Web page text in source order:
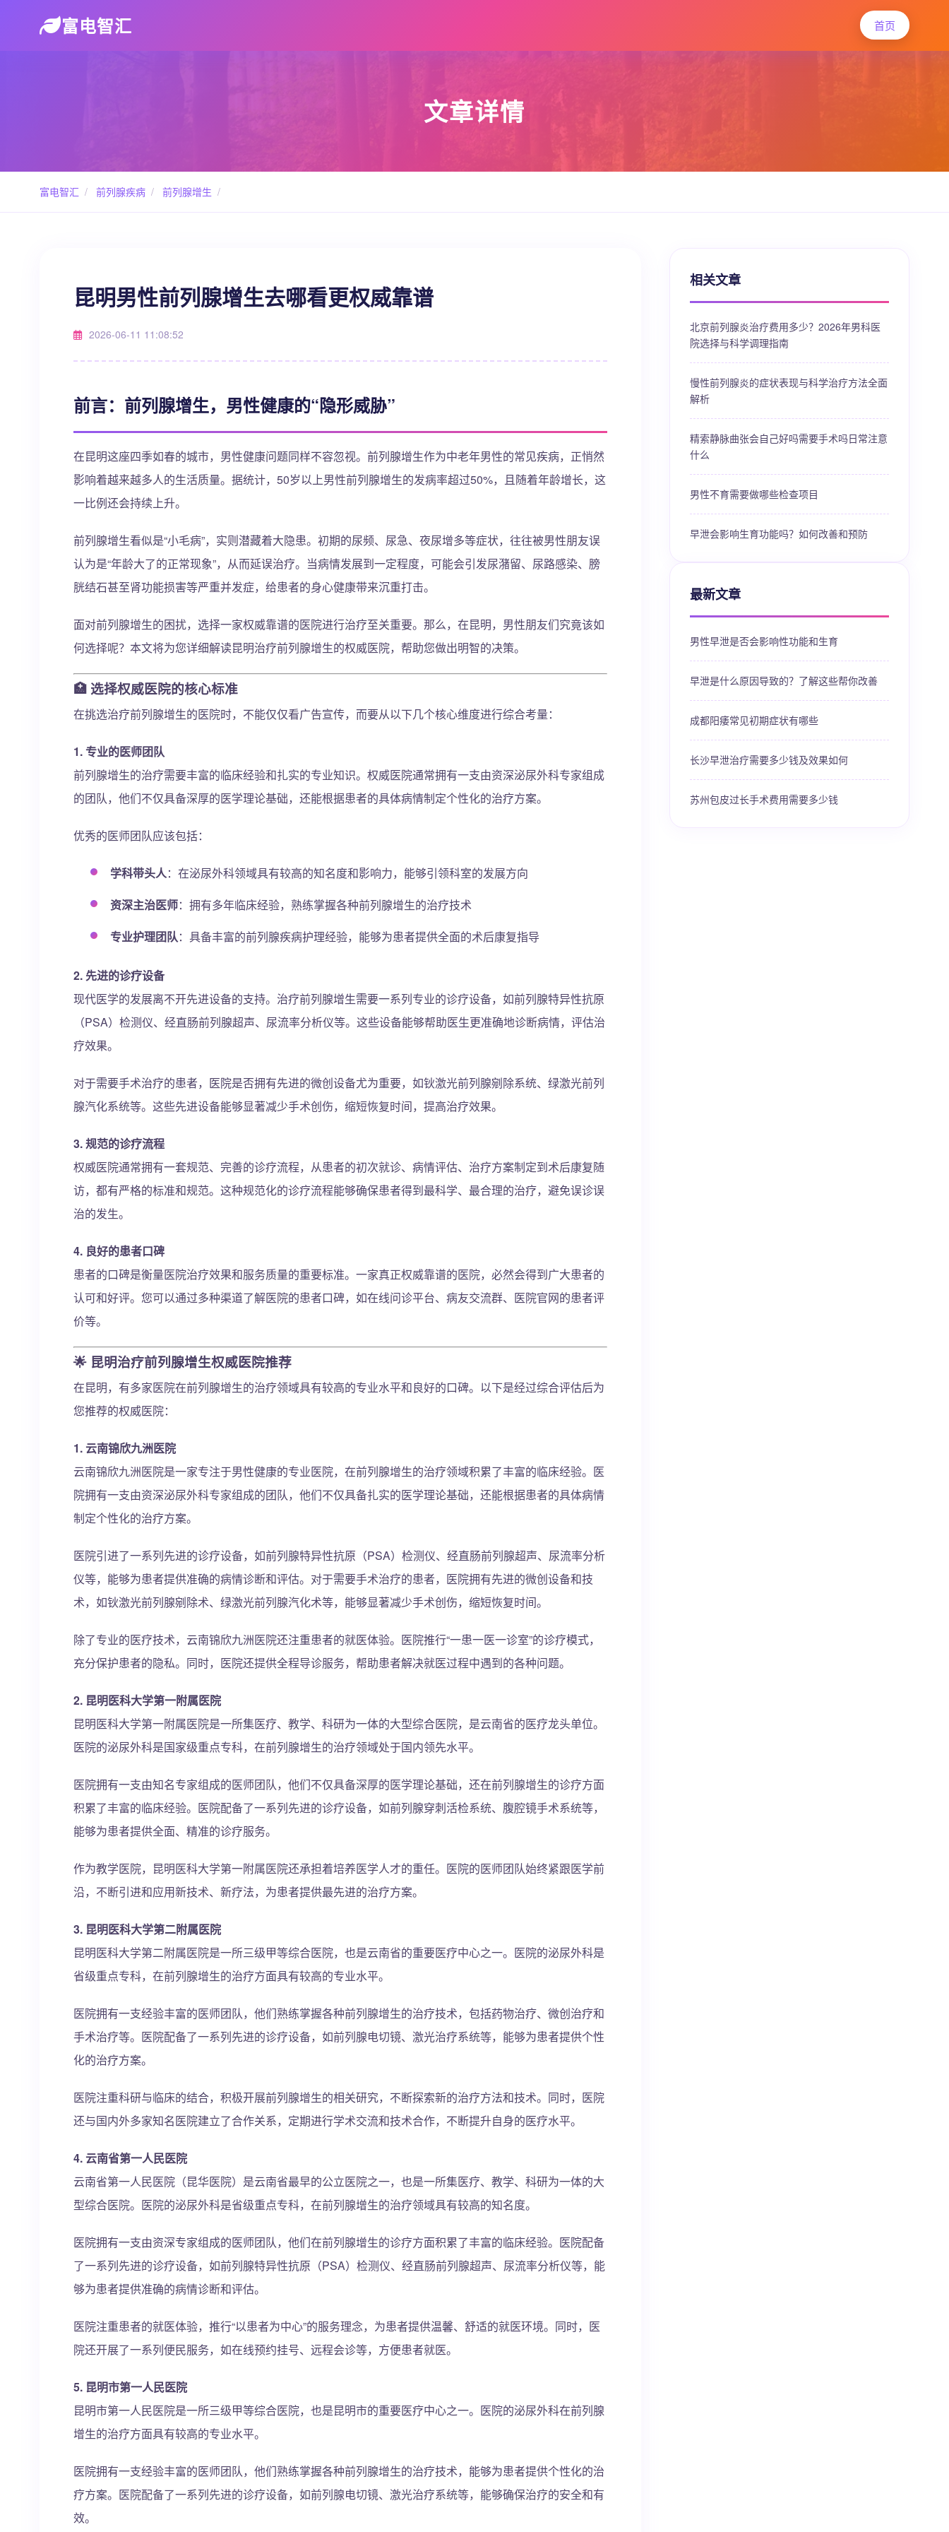
富电智汇 首页
文章详情
富电智汇 / 前列腺疾病 / 前列腺增生 /
昆明男性前列腺增生去哪看更权威靠谱
2026-06-11 11:08:52
前言：前列腺增生，男性健康的“隐形威胁”
在昆明这座四季如春的城市，男性健康问题同样不容忽视。前列腺增生作为中老年男性的常见疾病，正悄然
影响着越来越多人的生活质量。据统计，50岁以上男性前列腺增生的发病率超过50%，且随着年龄增长，这
一比例还会持续上升。
前列腺增生看似是“小毛病”，实则潜藏着大隐患。初期的尿频、尿急、夜尿增多等症状，往往被男性朋友误
认为是“年龄大了的正常现象”，从而延误治疗。当病情发展到一定程度，可能会引发尿潴留、尿路感染、膀
胱结石甚至肾功能损害等严重并发症，给患者的身心健康带来沉重打击。
面对前列腺增生的困扰，选择一家权威靠谱的医院进行治疗至关重要。那么，在昆明，男性朋友们究竟该如
何选择呢？本文将为您详细解读昆明治疗前列腺增生的权威医院，帮助您做出明智的决策。
🏥 选择权威医院的核心标准
在挑选治疗前列腺增生的医院时，不能仅仅看广告宣传，而要从以下几个核心维度进行综合考量：
1. 专业的医师团队
前列腺增生的治疗需要丰富的临床经验和扎实的专业知识。权威医院通常拥有一支由资深泌尿外科专家组成
的团队，他们不仅具备深厚的医学理论基础，还能根据患者的具体病情制定个性化的治疗方案。
优秀的医师团队应该包括：
学科带头人：在泌尿外科领域具有较高的知名度和影响力，能够引领科室的发展方向
资深主治医师：拥有多年临床经验，熟练掌握各种前列腺增生的治疗技术
专业护理团队：具备丰富的前列腺疾病护理经验，能够为患者提供全面的术后康复指导
2. 先进的诊疗设备
现代医学的发展离不开先进设备的支持。治疗前列腺增生需要一系列专业的诊疗设备，如前列腺特异性抗原
（PSA）检测仪、经直肠前列腺超声、尿流率分析仪等。这些设备能够帮助医生更准确地诊断病情，评估治
疗效果。
对于需要手术治疗的患者，医院是否拥有先进的微创设备尤为重要，如钬激光前列腺剜除系统、绿激光前列
腺汽化系统等。这些先进设备能够显著减少手术创伤，缩短恢复时间，提高治疗效果。
3. 规范的诊疗流程
权威医院通常拥有一套规范、完善的诊疗流程，从患者的初次就诊、病情评估、治疗方案制定到术后康复随
访，都有严格的标准和规范。这种规范化的诊疗流程能够确保患者得到最科学、最合理的治疗，避免误诊误
治的发生。
4. 良好的患者口碑
患者的口碑是衡量医院治疗效果和服务质量的重要标准。一家真正权威靠谱的医院，必然会得到广大患者的
认可和好评。您可以通过多种渠道了解医院的患者口碑，如在线问诊平台、病友交流群、医院官网的患者评
价等。
🌟 昆明治疗前列腺增生权威医院推荐
在昆明，有多家医院在前列腺增生的治疗领域具有较高的专业水平和良好的口碑。以下是经过综合评估后为
您推荐的权威医院：
1. 云南锦欣九洲医院
云南锦欣九洲医院是一家专注于男性健康的专业医院，在前列腺增生的治疗领域积累了丰富的临床经验。医
院拥有一支由资深泌尿外科专家组成的团队，他们不仅具备扎实的医学理论基础，还能根据患者的具体病情
制定个性化的治疗方案。
医院引进了一系列先进的诊疗设备，如前列腺特异性抗原（PSA）检测仪、经直肠前列腺超声、尿流率分析
仪等，能够为患者提供准确的病情诊断和评估。对于需要手术治疗的患者，医院拥有先进的微创设备和技
术，如钬激光前列腺剜除术、绿激光前列腺汽化术等，能够显著减少手术创伤，缩短恢复时间。
除了专业的医疗技术，云南锦欣九洲医院还注重患者的就医体验。医院推行“一患一医一诊室”的诊疗模式，
充分保护患者的隐私。同时，医院还提供全程导诊服务，帮助患者解决就医过程中遇到的各种问题。
2. 昆明医科大学第一附属医院
昆明医科大学第一附属医院是一所集医疗、教学、科研为一体的大型综合医院，是云南省的医疗龙头单位。
医院的泌尿外科是国家级重点专科，在前列腺增生的治疗领域处于国内领先水平。
医院拥有一支由知名专家组成的医师团队，他们不仅具备深厚的医学理论基础，还在前列腺增生的诊疗方面
积累了丰富的临床经验。医院配备了一系列先进的诊疗设备，如前列腺穿刺活检系统、腹腔镜手术系统等，
能够为患者提供全面、精准的诊疗服务。
作为教学医院，昆明医科大学第一附属医院还承担着培养医学人才的重任。医院的医师团队始终紧跟医学前
沿，不断引进和应用新技术、新疗法，为患者提供最先进的治疗方案。
3. 昆明医科大学第二附属医院
昆明医科大学第二附属医院是一所三级甲等综合医院，也是云南省的重要医疗中心之一。医院的泌尿外科是
省级重点专科，在前列腺增生的治疗方面具有较高的专业水平。
医院拥有一支经验丰富的医师团队，他们熟练掌握各种前列腺增生的治疗技术，包括药物治疗、微创治疗和
手术治疗等。医院配备了一系列先进的诊疗设备，如前列腺电切镜、激光治疗系统等，能够为患者提供个性
化的治疗方案。
医院注重科研与临床的结合，积极开展前列腺增生的相关研究，不断探索新的治疗方法和技术。同时，医院
还与国内外多家知名医院建立了合作关系，定期进行学术交流和技术合作，不断提升自身的医疗水平。
4. 云南省第一人民医院
云南省第一人民医院（昆华医院）是云南省最早的公立医院之一，也是一所集医疗、教学、科研为一体的大
型综合医院。医院的泌尿外科是省级重点专科，在前列腺增生的治疗领域具有较高的知名度。
医院拥有一支由资深专家组成的医师团队，他们在前列腺增生的诊疗方面积累了丰富的临床经验。医院配备
了一系列先进的诊疗设备，如前列腺特异性抗原（PSA）检测仪、经直肠前列腺超声、尿流率分析仪等，能
够为患者提供准确的病情诊断和评估。
医院注重患者的就医体验，推行“以患者为中心”的服务理念，为患者提供温馨、舒适的就医环境。同时，医
院还开展了一系列便民服务，如在线预约挂号、远程会诊等，方便患者就医。
5. 昆明市第一人民医院
昆明市第一人民医院是一所三级甲等综合医院，也是昆明市的重要医疗中心之一。医院的泌尿外科在前列腺
增生的治疗方面具有较高的专业水平。
医院拥有一支经验丰富的医师团队，他们熟练掌握各种前列腺增生的治疗技术，能够为患者提供个性化的治
疗方案。医院配备了一系列先进的诊疗设备，如前列腺电切镜、激光治疗系统等，能够确保治疗的安全和有
效。
相关文章
北京前列腺炎治疗费用多少？2026年男科医
院选择与科学调理指南
慢性前列腺炎的症状表现与科学治疗方法全面
解析
精索静脉曲张会自己好吗需要手术吗日常注意
什么
男性不育需要做哪些检查项目
早泄会影响生育功能吗？如何改善和预防
最新文章
男性早泄是否会影响性功能和生育
早泄是什么原因导致的？了解这些帮你改善
成都阳痿常见初期症状有哪些
长沙早泄治疗需要多少钱及效果如何
苏州包皮过长手术费用需要多少钱